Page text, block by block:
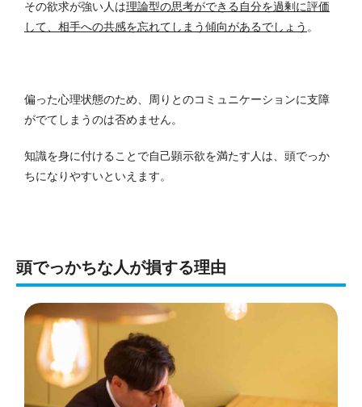
その欲求が強い人は理論型の思考ができる自分を過剰に評価
して、相手への共感を忘れてしまう傾向があるでしょう 。
偏った心理状態のため、周りとのコミュニケーションに支障
がでてしまうのは否めません。
知識を身に付けることで自己顕示欲を満たす人は、頭でっか
ちになりやすいといえます。
頭でっかちな人が損する理由